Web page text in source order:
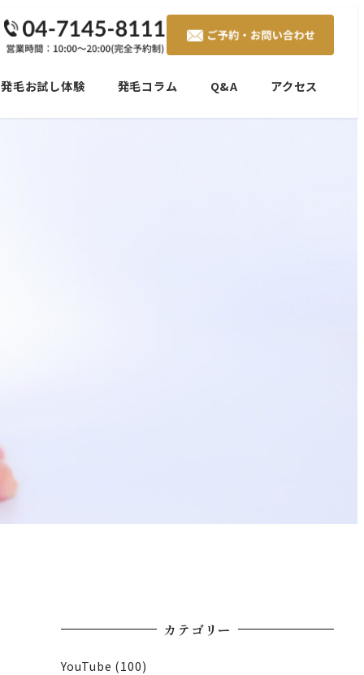
発毛お試し体験 発毛コラム Q&A アクセス
カテゴリー
YouTube (100)